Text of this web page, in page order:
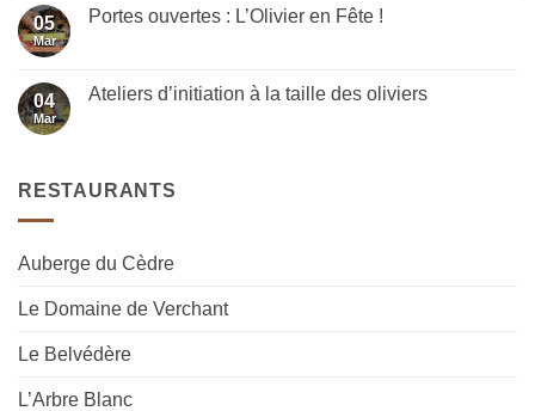
Les
Festivités
05
Mar
Portes ouvertes : L’Olivier en Fête !
Portes
ouvertes
04
Mar
Ateliers d’initiation à la taille des oliviers
à
oliviers
RESTAURANTS
Auberge du Cèdre
Le Domaine de Verchant
Le Belvédère
L’Arbre Blanc